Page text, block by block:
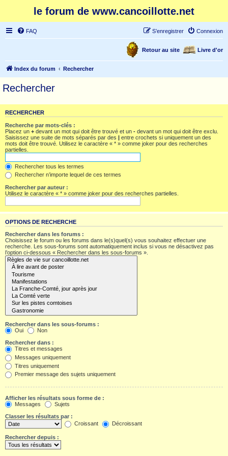
le forum de www.cancoillotte.net
FAQ Connexion
S’enregistrer
Livre d'or
Retour au site
Index du forum Rechercher
Rechercher
RECHERCHER
Recherche par mots-clés :
Placez un + devant un mot qui doit être trouvé et un - devant un mot qui doit être exclu.
Saisissez une suite de mots séparés par des | entre crochets si uniquement un des
mots doit être trouvé. Utilisez le caractère « * » comme joker pour des recherches
partielles.
Rechercher tous les termes
Rechercher n’importe lequel de ces termes
Rechercher par auteur :
Utilisez le caractère « * » comme joker pour des recherches partielles.
OPTIONS DE RECHERCHE
Rechercher dans les forums :
Choisissez le forum ou les forums dans le(s)quel(s) vous souhaitez effectuer une
recherche. Les sous-forums sont automatiquement inclus si vous ne désactivez pas
l’option ci-dessous « Rechercher dans les sous-forums ».
Rechercher dans les sous-forums :
Oui
Non
Rechercher dans :
Titres et messages
Messages uniquement
Titres uniquement
Premier message des sujets uniquement
Afficher les résultats sous forme de :
Messages
Sujets
Classer les résultats par :
Croissant
Décroissant
Rechercher depuis :